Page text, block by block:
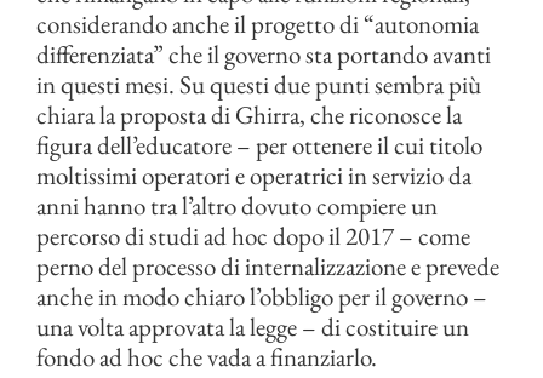
considerando anche il progetto di “autonomia
differenziata” che il governo sta portando avanti
in questi mesi. Su questi due punti sembra più
chiara la proposta di Ghirra, che riconosce la
figura dell’educatore – per ottenere il cui titolo
moltissimi operatori e operatrici in servizio da
anni hanno tra l’altro dovuto compiere un
percorso di studi ad hoc dopo il 2017 – come
perno del processo di internalizzazione e prevede
anche in modo chiaro l’obbligo per il governo –
una volta approvata la legge – di costituire un
fondo ad hoc che vada a finanziarlo.